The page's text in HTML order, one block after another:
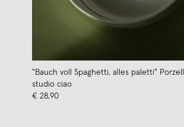
"Bauch voll Spaghetti, alles paletti"
studio ciao
€ 28,90